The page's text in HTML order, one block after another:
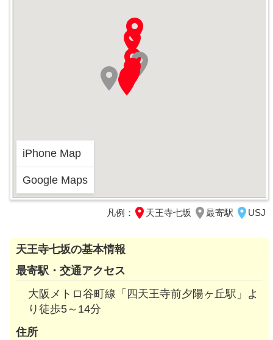
iPhone Map
Google Maps
USJ
最寄駅
天王寺七坂
凡例：
天王寺七坂の基本情報
最寄駅・交通アクセス
大阪メトロ谷町線「四天王寺前夕陽ヶ丘駅」よ
り徒歩5～14分
住所